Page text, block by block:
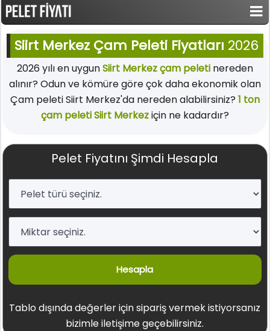
Siirt Merkez Çam Peleti Fiyatları 2026
2026 yılı en uygunSiirt Merkez çam peletinereden
alınır? Odun ve kömüre göre çok daha ekonomik olan
Çam peleti Siirt Merkez'da nereden alabilirsiniz? 1 ton
çam peleti Siirt Merkeziçin ne kadardır?
Pelet Fiyatını Şimdi Hesapla
Hesapla
Tablo dışında değerler için sipariş vermek istiyorsanız
bizimle iletişime geçebilirsiniz.